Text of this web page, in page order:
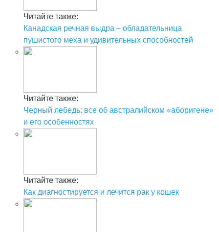
Читайте также:
Канадская речная выдра – обладательница
пушистого меха и удивительных способностей
Читайте также:
Черный лебедь: все об австралийском «аборигене»
и его особенностях
Читайте также:
Как диагностируется и лечится рак у кошек